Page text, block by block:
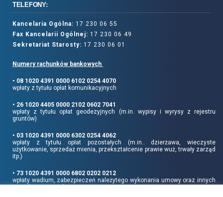
TELEFONY:
Kancelaria Ogólna: 17 230 06 55
Fax Kancelarii Ogólnej: 17 230 06 49
Sekretariat Starosty: 17 230 06 01
Numery rachunków bankowych
• 08 1020 4391 0000 6102 0254 4070
wpłaty z tytułu opłat komunikacyjnych
• 26 1020 4405 0000 2102 0602 7041
wpłaty z tytułu opłat geodezyjnych (m.in. wypisy i wyrysy z rejestru
gruntów)
• 03 1020 4391 0000 6302 0254 4062
wpłaty z tytułu opłat pozostałych (m.in.. dzierżawa, wieczyste
użytkowanie, sprzedaż mienia, przekształcenie prawie wuż, trwały zarząd
itp.)
• 73 1020 4391 0000 6802 0202 0212
wpłaty wadium, zabezpieczeń należytego wykonania umowy oraz innych